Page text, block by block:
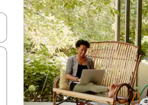
koristeći se strelicama prema gore i